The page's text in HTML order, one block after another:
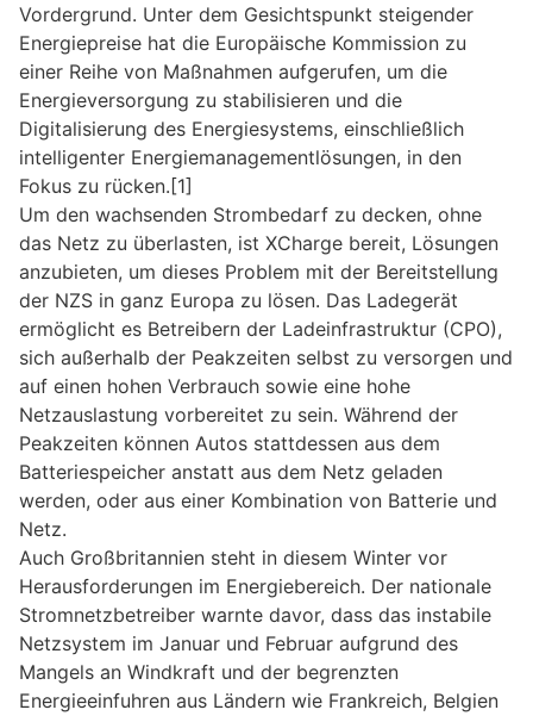
Vordergrund. Unter dem Gesichtspunkt steigender
Energiepreise hat die Europäische Kommission zu
einer Reihe von Maßnahmen aufgerufen, um die
Energieversorgung zu stabilisieren und die
Digitalisierung des Energiesystems, einschließlich
intelligenter Energiemanagementlösungen, in den
Fokus zu rücken.[1]
Um den wachsenden Strombedarf zu decken, ohne
das Netz zu überlasten, ist XCharge bereit, Lösungen
anzubieten, um dieses Problem mit der Bereitstellung
der NZS in ganz Europa zu lösen. Das Ladegerät
ermöglicht es Betreibern der Ladeinfrastruktur (CPO),
sich außerhalb der Peakzeiten selbst zu versorgen und
auf einen hohen Verbrauch sowie eine hohe
Netzauslastung vorbereitet zu sein. Während der
Peakzeiten können Autos stattdessen aus dem
Batteriespeicher anstatt aus dem Netz geladen
werden, oder aus einer Kombination von Batterie und
Netz.
Auch Großbritannien steht in diesem Winter vor
Herausforderungen im Energiebereich. Der nationale
Stromnetzbetreiber warnte davor, dass das instabile
Netzsystem im Januar und Februar aufgrund des
Mangels an Windkraft und der begrenzten
Energieeinfuhren aus Ländern wie Frankreich, Belgien